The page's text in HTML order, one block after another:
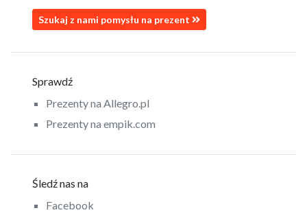
Szukaj z nami pomysłu na prezent
Sprawdź
Prezenty na Allegro.pl
Prezenty na empik.com
Śledź nas na
Facebook